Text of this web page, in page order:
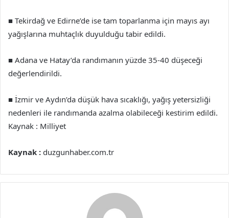
■ Tekirdağ ve Edirne’de ise tam toparlanma için mayıs ayı
yağışlarına muhtaçlık duyulduğu tabir edildi.
■ Adana ve Hatay’da randımanın yüzde 35-40 düşeceği
değerlendirildi.
■ İzmir ve Aydın’da düşük hava sıcaklığı, yağış yetersizliği
nedenleri ile randımanda azalma olabileceği kestirim edildi.
Kaynak : Milliyet
Kaynak : duzgunhaber.com.tr